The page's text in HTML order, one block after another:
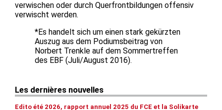
verwischen oder durch Querfrontbildungen offensiv
verwischt werden.
*Es handelt sich um einen stark gekürzten
Auszug aus dem Podiumsbeitrag von
Norbert Trenkle auf dem Sommertreffen
des EBF (Juli/August 2016).